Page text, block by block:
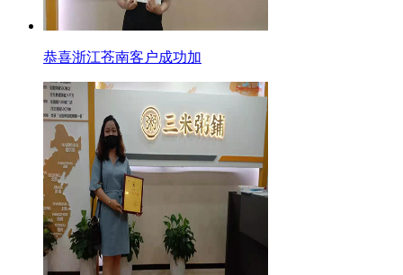
恭喜浙江苍南客户成功加